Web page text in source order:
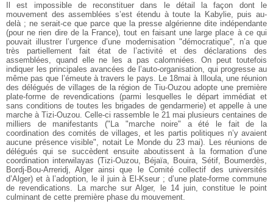
Il est impossible de reconstituer dans le détail la façon dont le
mouvement des assemblées s’est étendu à toute la Kabylie, puis au-
delà ; ne serait-ce que parce que la presse algérienne dite indépendante
(pour ne rien dire de la France), tout en faisant une large place à ce qui
pouvait illustrer l’urgence d’une modernisation "démocratique", n’a que
très partiellement fait état de l’activité et des déclarations des
assemblées, quand elle ne les a pas calomniées. On peut toutefois
indiquer les principales avancées de l’auto-organisation, qui progresse au
même pas que l’émeute à travers le pays. Le 18mai à Illoula, une réunion
des délégués de villages de la région de Tiu-Ouzou adopte une première
plate-forme de revendications (parmi lesquelles le départ immédiat et
sans conditions de toutes les brigades de gendarmerie) et appelle à une
marche à Tizi-Ouzou. Celle-ci rassemble le 21 mai plusieurs centaines de
milliers de manifestants ("La "marche noire" a été le fait de la
coordination des comités de villages, et les partis politiques n’y avaient
aucune présence visible", notait Le Monde du 23 mai). Les réunions de
délégués qui se succèdent ensuite aboutissent à la formation d’une
coordination interwilayas (Tizi-Ouzou, Béjaïa, Bouira, Sétif, Boumerdès,
Bordj-Bou-Arreridj, Alger ainsi que le Comité collectif des universités
d’Alger) et à l’adoption, le il juin à El-Kseur ; d’une plate-forme commune
de revendications. La marche sur Alger, le 14 juin, constitue le point
culminant de cette première phase du mouvement.